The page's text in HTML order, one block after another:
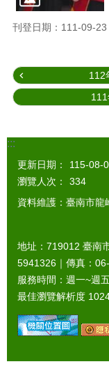
刊登日期：111-09-23
112
:::
更新日期：
115-08-
瀏覽人次：
334
資料維護：臺南市龍
地址：719012 臺南
5941326｜傳真：
服務時間：週一~週
最佳瀏覽解析度